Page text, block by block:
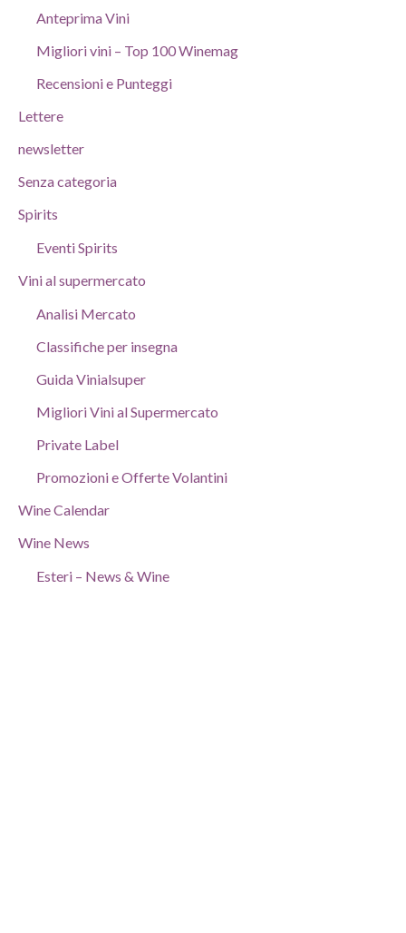
Anteprima Vini
Migliori vini – Top 100 Winemag
Recensioni e Punteggi
Lettere
newsletter
Senza categoria
Spirits
Eventi Spirits
Vini al supermercato
Analisi Mercato
Classifiche per insegna
Guida Vinialsuper
Migliori Vini al Supermercato
Private Label
Promozioni e Offerte Volantini
Wine Calendar
Wine News
Esteri – News & Wine